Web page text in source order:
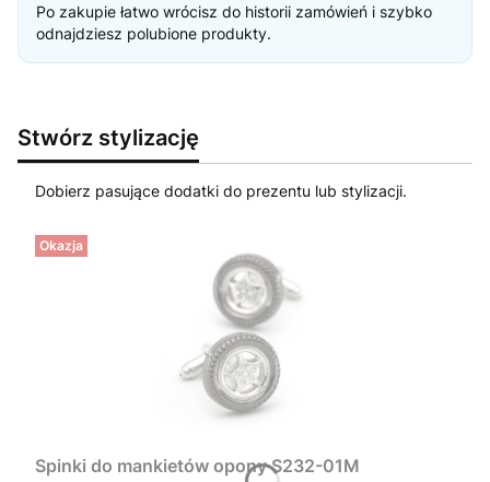
Po zakupie łatwo wrócisz do historii zamówień i szybko
odnajdziesz polubione produkty.
Stwórz stylizację
Dobierz pasujące dodatki do prezentu lub stylizacji.
Okazja
Spinki do mankietów opony S232-01M